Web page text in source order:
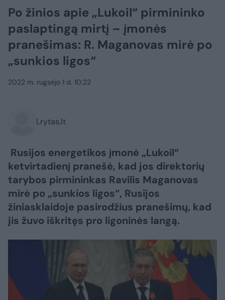
Po žinios apie „Lukoil“ pirmininko
paslaptingą mirtį – įmonės
pranešimas: R. Maganovas mirė po
„sunkios ligos“
2022 m. rugsėjo 1 d. 10:22
Lrytas.lt
Rusijos energetikos įmonė „Lukoil“
ketvirtadienį pranešė, kad jos direktorių
tarybos pirmininkas Ravilis Maganovas
mirė po „sunkios ligos“, Rusijos
žiniasklaidoje pasirodžius pranešimų, kad
jis žuvo iškritęs pro ligoninės langą.